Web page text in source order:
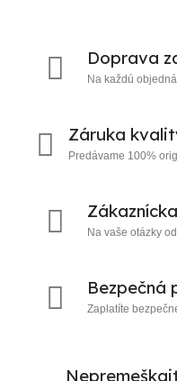
Doprava
Na každú
Záruka
Predávame 100%
Na vaše otázky
Bezpečná
Zaplatíte